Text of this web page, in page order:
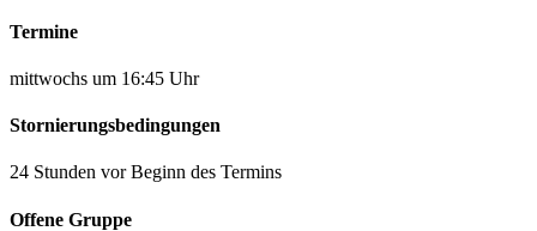
Termine
mittwochs um 16:45 Uhr
Stornierungsbedingungen
24 Stunden vor Beginn des Termins
Offene Gruppe